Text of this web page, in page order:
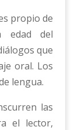
propio de
edad del
que
oral. Los
lengua.
las
el lector,